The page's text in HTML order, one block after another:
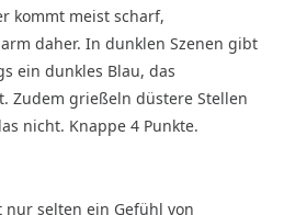
kommt meist scharf,
daher. In dunklen Szenen gibt
ein dunkles Blau, das
Zudem grießeln düstere Stellen
nicht. Knappe 4 Punkte.
nur selten ein Gefühl von